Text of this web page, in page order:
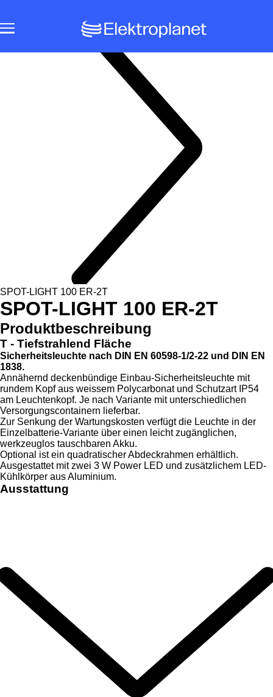
SPOT-LIGHT 100 ER-2T
SPOT-LIGHT 100 ER-2T
Produktbeschreibung
T - Tiefstrahlend Fläche
Sicherheitsleuchte nach DIN EN 60598-1/2-22 und DIN EN
1838.
Annähernd deckenbündige Einbau-Sicherheitsleuchte mit
rundem Kopf aus weissem Polycarbonat und Schutzart IP54
am Leuchtenkopf. Je nach Variante mit unterschiedlichen
Versorgungscontainern lieferbar.
Zur Senkung der Wartungskosten verfügt die Leuchte in der
Einzelbatterie-Variante über einen leicht zugänglichen,
werkzeuglos tauschbaren Akku.
Optional ist ein quadratischer Abdeckrahmen erhältlich.
Ausgestattet mit zwei 3 W Power LED und zusätzlichem LED-
Kühlkörper aus Aluminium.
Ausstattung